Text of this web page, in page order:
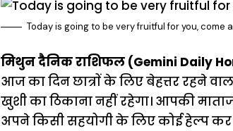
Today is going to be very fruitful for you, come
मिथुन दैनिक राशिफल (Gemini Daily
आज का दिन छात्राें के लिए बेहत्तर रहने
खुशी का ठिकाना नहीं रहेगा। आपकी
अपने किसी सहयोगी के लिए कोई हेल्प